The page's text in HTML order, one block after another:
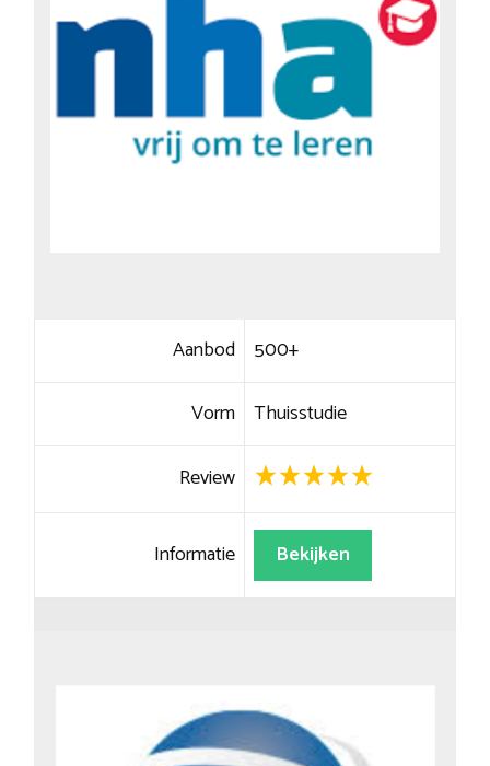
Aanbod 500+
Vorm Thuisstudie
Review
Informatie Bekijken